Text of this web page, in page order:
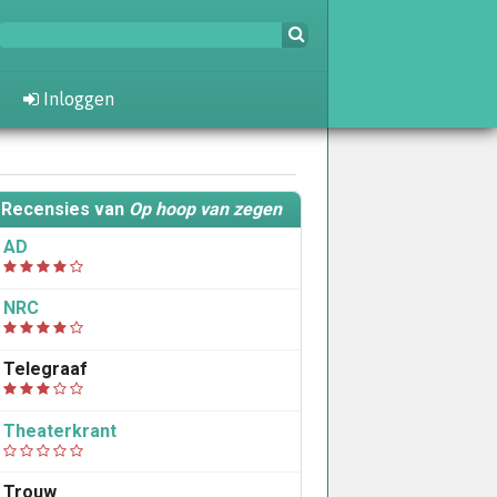
Inloggen
Recensies van Op hoop van zegen
AD
NRC
Telegraaf
Theaterkrant
Trouw